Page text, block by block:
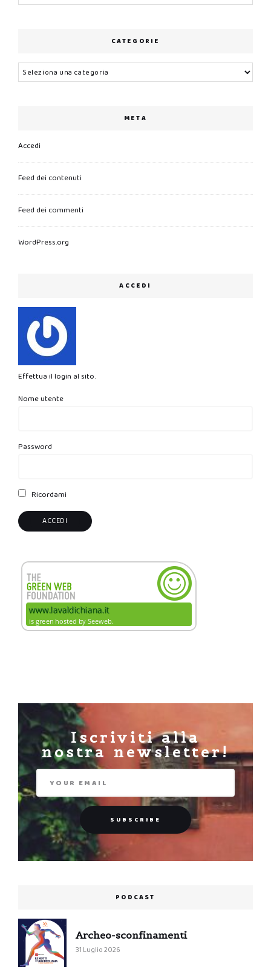
CATEGORIE
Categorie
META
Accedi
Feed dei contenuti
Feed dei commenti
WordPress.org
ACCEDI
Effettua il login al sito.
Nome utente
Password
Ricordami
Iscriviti alla
nostra newsletter!
PODCAST
Archeo-sconfinamenti
31 Luglio 2026